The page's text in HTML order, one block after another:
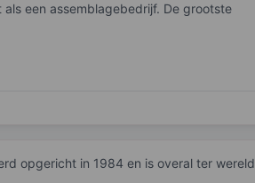
een assemblagebedrijf. De grootste
opgericht in 1984 en is overal ter wereld